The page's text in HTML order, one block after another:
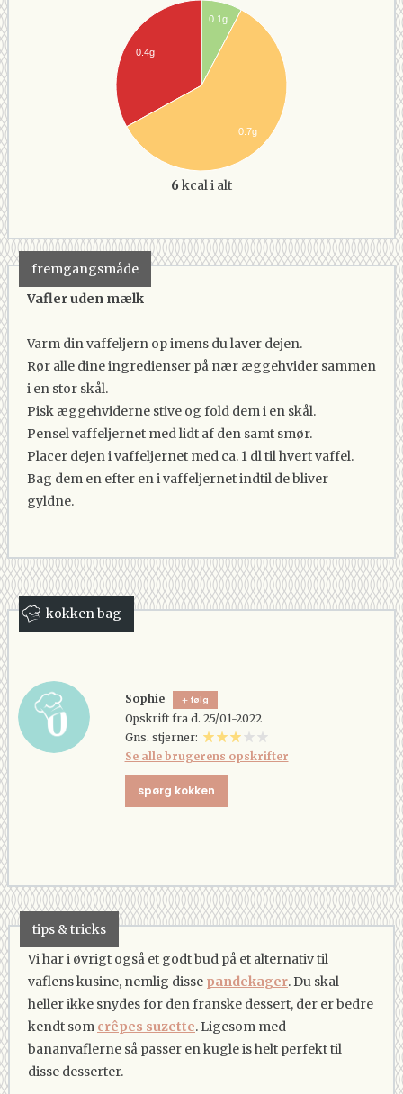
0.1g
0.4g
0.7g
6 kcal i alt
fremgangsmåde
Vafler uden mælk
Varm din vaffeljern op imens du laver dejen.
Rør alle dine ingredienser på nær æggehvider sammen
i en stor skål.
Pisk æggehviderne stive og fold dem i en skål.
Pensel vaffeljernet med lidt af den samt smør.
Placer dejen i vaffeljernet med ca. 1 dl til hvert vaffel.
Bag dem en efter en i vaffeljernet indtil de bliver
gyldne.
kokken bag
Sophie følg
Opskrift fra d. 25/01-2022
Gns. stjerner:
Se alle brugerens opskrifter
spørg kokken
tips & tricks
Vi har i øvrigt også et godt bud på et alternativ til
vaflens kusine, nemlig disse pandekager. Du skal
heller ikke snydes for den franske dessert, der er bedre
kendt som crêpes suzette. Ligesom med
bananvaflerne så passer en kugle is helt perfekt til
disse desserter.